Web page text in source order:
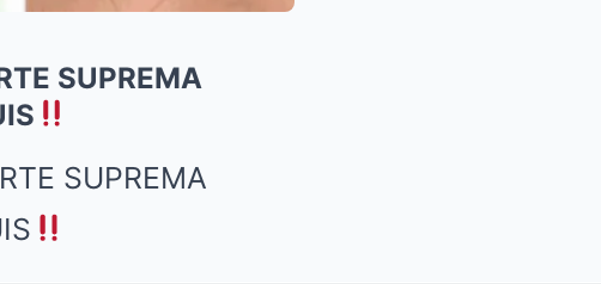
SUPREMA
SUPREMA